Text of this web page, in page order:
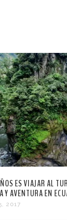
ES VIAJAR AL
Y AVENTURA EN
2017